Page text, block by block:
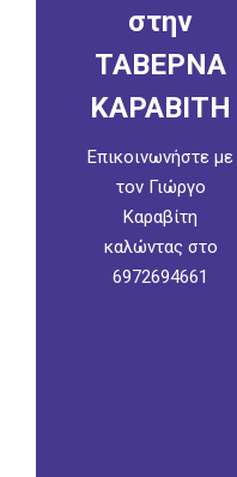
στην
ΤΑΒΕΡΝΑ
ΚΑΡΑΒΙΤΗ
Επικοινωνήστε με
τον Γιώργο
Καραβίτη
καλώντας στο
6972694661